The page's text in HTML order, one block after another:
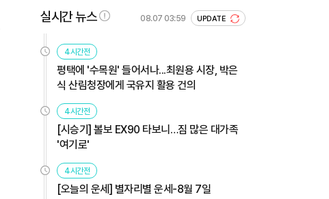
실시간 뉴스 08.07 03:59 UPDATE
4시간전
평택에 '수목원' 들어서나...최원용 시장, 박은
식 산림청장에게 국유지 활용 건의
4시간전
[시승기] 볼보 EX90 타보니…짐 많은 대가족
'여기로'
4시간전
[오늘의 운세] 별자리별 운세-8월 7일